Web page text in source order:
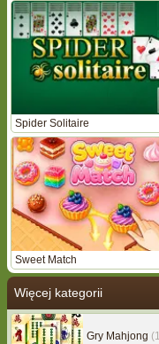
Spider Solitaire
Sweet Match
Więcej kategorii
Gry Mahjong